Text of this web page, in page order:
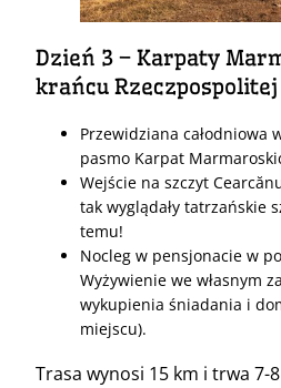
Dzień 3 – Karpaty
krańcu Rzeczpospolitej
Przewidziana całodniowa
pasmo Karpat
Wejście na szczyt
tak wyglądały tatrzańskie
temu!
Nocleg w pensjonacie w
Wyżywienie we własnym
wykupienia śniadania i
miejscu).
Trasa wynosi 15 km i trwa 7-